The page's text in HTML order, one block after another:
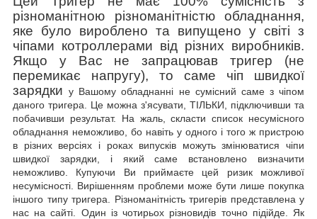
різноманітною різноманітністю обладнання,
яке було вироблено та випущено у світі з
чіпами котроллерами від різних виробників.
Якщо у Вас не запрацював тригер (не
перемикає напругу), то саме чіп швидкої
зарядкиу Вашому обладнанні не сумісний саме з чіпом
даного тригера. Це можна з'ясувати, ТІЛЬКИ, підключивши та
побачивши результат. На жаль, скласти список несумісного
обладнання неможливо, бо навіть у одного і того ж пристрою
в різних версіях і роках випусків можуть змінюватися чіпи
швидкої зарядки, і який саме встановлено визначити
неможливо. Купуючи Ви приймаєте цей ризик можливої
несумісності. Вирішенням проблеми може бути лише покупка
іншого типу тригера. Різноманітність тригерів представлена у
нас на сайті. Один із чотирьох різновидів точно підійде. Як